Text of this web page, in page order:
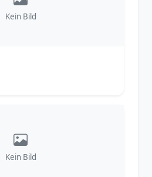
Kein Bild
Kein Bild